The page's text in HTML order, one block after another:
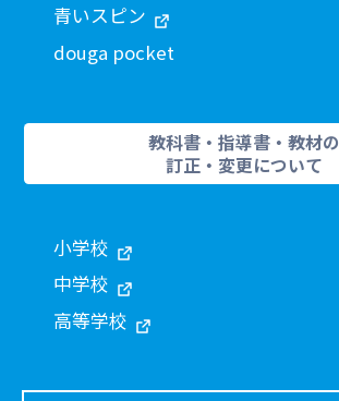
青いスピン
douga pocket
教科書・指導書・教材の
訂正・変更について
小学校
中学校
高等学校